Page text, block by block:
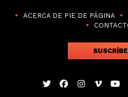
ACERCA DE PIE DE PÁGINA